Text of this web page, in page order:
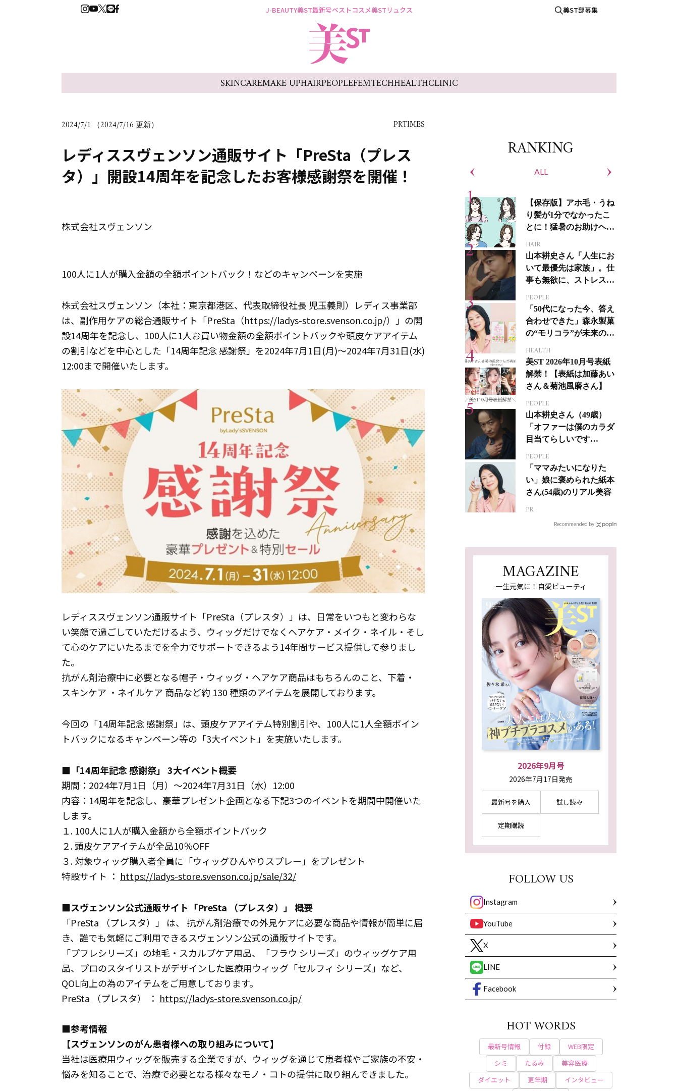
J-BEAUTY美ST最新号ベストコスメ美STリュクス 美ST部募集
SKINCAREMAKE UPHAIRPEOPLEFEMTECHHEALTHCLINIC
2024/7/1 （2024/7/16 更新） PRTIMES
レディススヴェンソン通販サイト「PreSta（プレス
タ）」開設14周年を記念したお客様感謝祭を開催！
株式会社スヴェンソン
100人に1人が購入金額の全額ポイントバック！などのキャンペーンを実施
株式会社スヴェンソン（本社：東京都港区、代表取締役社長 児玉義則）レディス事業部
は、副作用ケアの総合通販サイト「PreSta（https://ladys-store.svenson.co.jp/）」の開
設14周年を記念し、100人に1人お買い物金額の全額ポイントバックや頭皮ケアアイテム
の割引などを中心とした「14周年記念 感謝祭」を2024年7月1日(月)～2024年7月31日(水)
12:00まで開催いたします。
レディススヴェンソン通販サイト「PreSta（プレスタ）」は、日常をいつもと変わらな
い笑顔で過ごしていただけるよう、ウィッグだけでなくヘアケア・メイク・ネイル・そし
て心のケアにいたるまでを全力でサポートできるよう14年間サービス提供して参りまし
た。
抗がん剤治療中に必要となる帽子・ウィッグ・ヘアケア商品はもちろんのこと、下着・
スキンケア ・ネイルケア 商品など約 130 種類のアイテムを展開しております。
今回の「14周年記念 感謝祭」は、頭皮ケアアイテム特別割引や、100人に1人全額ポイン
トバックになるキャンペーン等の「3大イベント」を実施いたします。
■「14周年記念 感謝祭」 3大イベント概要
期間：2024年7月1日（月）～2024年7月31日（水）12:00
内容：14周年を記念し、豪華プレゼント企画となる下記3つのイベントを期間中開催いた
します。
１. 100人に1人が購入金額から全額ポイントバック
２. 頭皮ケアアイテムが全品10％OFF
３. 対象ウィッグ購入者全員に「ウィッグひんやりスプレー」をプレゼント
特設サイト ： https://ladys-store.svenson.co.jp/sale/32/
■スヴェンソン公式通販サイト「PreSta （プレスタ）」 概要
「PreSta （プレスタ）」 は、 抗がん剤治療での外見ケアに必要な商品や情報が簡単に届
き、誰でも気軽にご利用できるスヴェンソン公式の通販サイトです。
「プフレシリーズ」の地毛・スカルプケア用品、「フラウ シリーズ」のウィッグケア用
品、プロのスタイリストがデザインした医療用ウィッグ「セルフィ シリーズ」など、
QOL向上の為のアイテムをご用意しております。
PreSta （プレスタ） ： https://ladys-store.svenson.co.jp/
■参考情報
【スヴェンソンのがん患者様への取り組みについて】
当社は医療用ウィッグを販売する企業ですが、ウィッグを通じて患者様やご家族の不安・
悩みを知ることで、治療で必要となる様々なモノ・コトの提供に取り組んできました。
RANKING
ALL
【保存版】アホ毛・うね
り髪が1分でなかったこ
とに！猛暑のお助けヘア
HAIR
山本耕史さん「人生にお
いて最優先は家族」。仕
事も無欲に、ストレスを
PEOPLE
「50代になった今、答え
合わせできた」森永製菓
の“モリコラ”が未来のキ
HEALTH
美ST 2026年10月号表紙
解禁！【表紙は加藤あい
さん＆菊池風磨さん】
PEOPLE
山本耕史さん（49歳）
「オファーは僕のカラダ
目当てらしいです
ジカルへの挑戦
PEOPLE
「ママみたいになりた
い」娘に褒められた紙本
さん(54歳)のリアル美容
PR
Recommended by
MAGAZINE
一生元気に！自愛ビューティ
2026年9月号
2026年7月17日発売
最新号を購入 試し読み
定期購読
FOLLOW US
Instagram
YouTube
X
LINE
Facebook
HOT WORDS
最新号情報 付録
WEB限定
シミ
たるみ
美容医療
ダイエット
更年期
インタビュー